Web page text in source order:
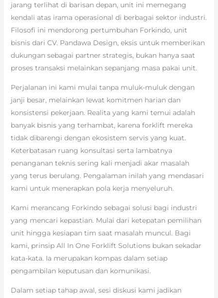
jarang terlihat di barisan depan, unit ini memegang
kendali atas irama operasional di berbagai sektor industri.
Filosofi ini mendorong pertumbuhan Forkindo, unit
bisnis dari CV. Pandawa Design, eksis untuk memberikan
dukungan sebagai partner strategis, bukan hanya saat
proses transaksi melainkan sepanjang masa pakai unit.
Perjalanan ini kami mulai tanpa muluk-muluk dengan
janji besar, melainkan lewat komitmen harian dan
konsistensi pekerjaan. Realita yang kami temui adalah
banyak bisnis yang terhambat, karena forklift mereka
tidak dibarengi dengan ekosistem servis yang kuat.
Keterbatasan ruang konsultasi serta lambatnya
penanganan teknis sering kali menjadi akar masalah
yang terus berulang. Pengalaman inilah yang mendasari
kami untuk menerapkan pola kerja menyeluruh.
Kami merancang Forkindo sebagai solusi bagi industri
yang mencari kepastian. Mulai dari ketepatan pemilihan
unit hingga kesiapan tim saat masalah muncul. Bagi
kami, prinsip All In One Forklift Solutions bukan sekadar
kata-kata. Ia merupakan kompas dalam setiap
pengambilan keputusan dan komunikasi.
Dalam setiap tahap awal, sesi diskusi kami jadikan